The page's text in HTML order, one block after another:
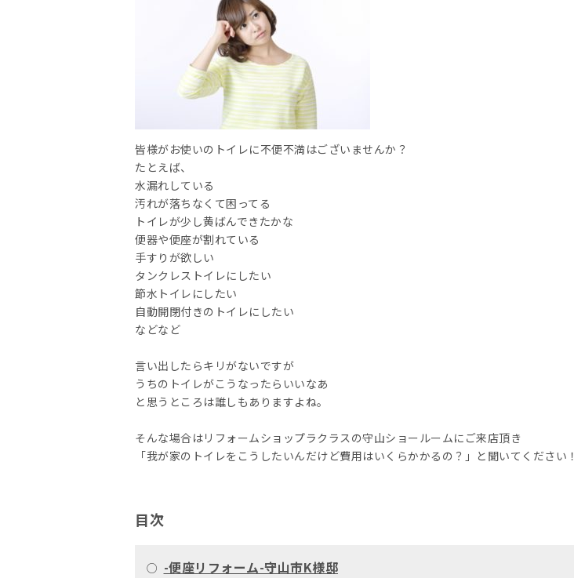
皆様がお使いのトイレに不便不満はございませんか？
たとえば、
水漏れしている
汚れが落ちなくて困ってる
トイレが少し黄ばんできたかな
便器や便座が割れている
手すりが欲しい
タンクレストイレにしたい
節水トイレにしたい
自動開閉付きのトイレにしたい
などなど
言い出したらキリがないですが
うちのトイレがこうなったらいいなあ
と思うところは誰しもありますよね。
そんな場合はリフォームショップラクラスの守山ショールームにご来店頂き
「我が家のトイレをこうしたいんだけど費用はいくらかかるの？」と聞いてください！
目次
○ -便座リフォーム-守山市K様邸